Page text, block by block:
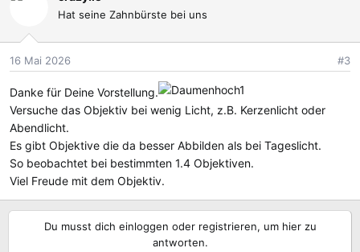
o
n
n
:
Hat seine Zahnbürste bei uns
16 Mai 2026 #3
Danke für Deine Vorstellung.
Versuche das Objektiv bei wenig Licht, z.B. Kerzenlicht oder
Abendlicht.
Es gibt Objektive die da besser Abbilden als bei Tageslicht.
So beobachtet bei bestimmten 1.4 Objektiven.
Viel Freude mit dem Objektiv.
Du musst dich einloggen oder registrieren, um hier zu
antworten.